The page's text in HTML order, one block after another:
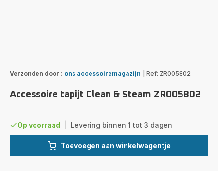
Verzonden door : ons accessoiremagazijn Ref: ZR005802
Accessoire tapijt Clean & Steam ZR005802
Op voorraad Levering binnen 1 tot 3 dagen
Toevoegen aan winkelwagentje